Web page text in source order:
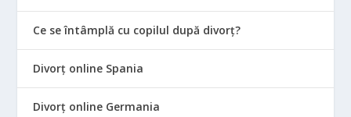
Ce se întâmplă cu copilul după divorț?
Divorț online Spania
Divorț online Germania